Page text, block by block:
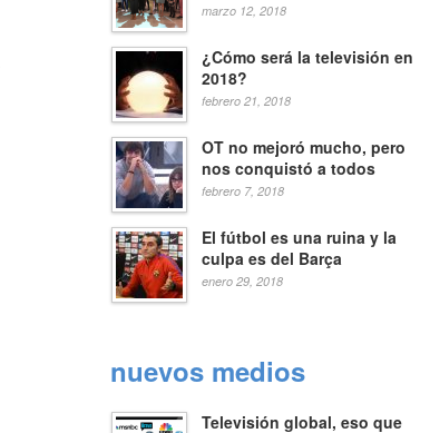
marzo 12, 2018
¿Cómo será la televisión en
2018?
febrero 21, 2018
OT no mejoró mucho, pero
nos conquistó a todos
febrero 7, 2018
El fútbol es una ruina y la
culpa es del Barça
enero 29, 2018
nuevos medios
Televisión global, eso que